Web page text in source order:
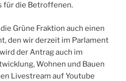
für die Betroffenen.
Grüne Fraktion auch einen
den wir derzeit im Parlament
der Antrag auch im
Wohnen und Bauen
Livestream auf Youtube